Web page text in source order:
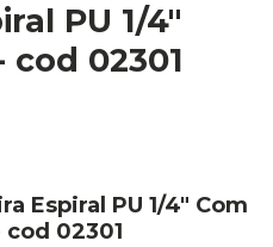
PU 1/4"
cod 02301
Espiral PU 1/4" Com
02301